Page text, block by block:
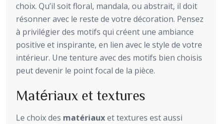
choix. Qu’il soit floral, mandala, ou abstrait, il doit
résonner avec le reste de votre décoration. Pensez
à privilégier des motifs qui créent une ambiance
positive et inspirante, en lien avec le style de votre
intérieur. Une tenture avec des motifs bien choisis
peut devenir le point focal de la pièce.
Matériaux et textures
Le choix des matériauxet textures est aussi